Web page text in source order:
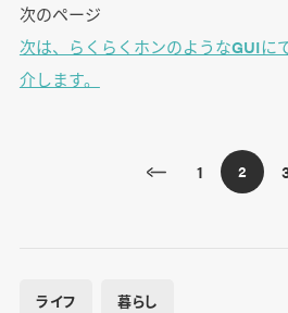
次のページ
次は、らくらくホンのようなGUIに
介します。
1 2
ライフ 暮らし